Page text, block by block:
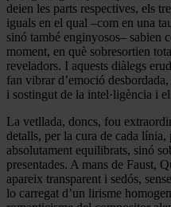
deien les parts respectives, els
iguals en el qual –com en una
sinó també enginyosos– sabien
moment, en què sobresortien
reveladors. I aquests diàlegs
fan vibrar d’emoció
i sostingut de la intel·ligència i
La vetllada, doncs, fou
detalls, per la cura de cada
absolutament equilibrats, sinó
presentades. A mans de Faust,
apareix transparent i sedós,
lo carregat d’un lirisme